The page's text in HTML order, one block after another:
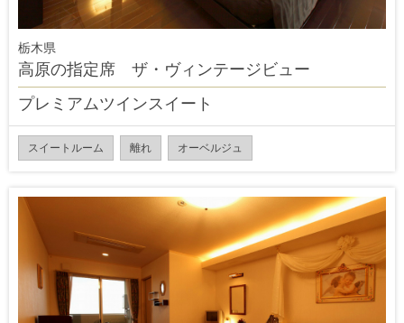
栃木県
高原の指定席 ザ・ヴィンテージビュー
プレミアムツインスイート
スイートルーム 離れ オーベルジュ